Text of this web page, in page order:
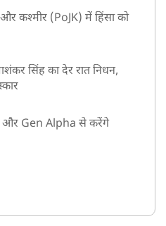
कश्मीर (PoJK) में हिंसा को
सिंह का देर रात निधन,
और Gen Alpha से करेंगे